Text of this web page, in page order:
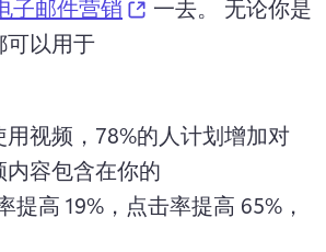
子邮件营销 (opens in a new tab)
一去。 无论你是
可以用于
视频，78%的人计划增加对
内容包含在你的
new tab)
提高 19%，点击率提高 65%，